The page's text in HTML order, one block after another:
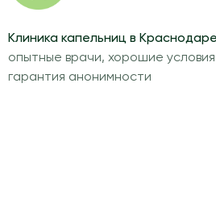
Клиника капельниц в
опытные врачи, хорошие условия
гарантия анонимности